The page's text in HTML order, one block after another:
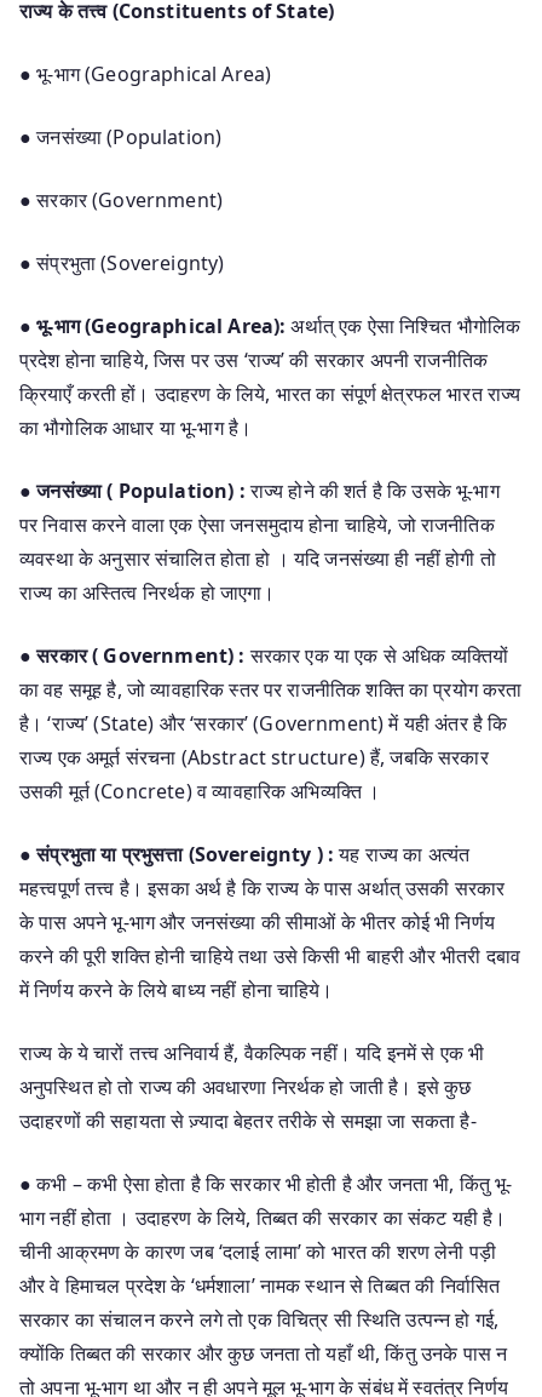
राज्य के तत्त्व (Constituents of State)
● भू-भाग (Geographical Area)
● जनसंख्या (Population)
● सरकार (Government)
● संप्रभुता (Sovereignty)
● भू-भाग (Geographical Area): अर्थात् एक ऐसा निश्चित भौगोलिक
प्रदेश होना चाहिये, जिस पर उस ‘राज्य’ की सरकार अपनी राजनीतिक
क्रियाएँ करती हों। उदाहरण के लिये, भारत का संपूर्ण क्षेत्रफल भारत राज्य
का भौगोलिक आधार या भू-भाग है।
● जनसंख्या ( Population) :राज्य होने की शर्त है कि उसके भू-भाग
पर निवास करने वाला एक ऐसा जनसमुदाय होना चाहिये, जो राजनीतिक
व्यवस्था के अनुसार संचालित होता हो । यदि जनसंख्या ही नहीं होगी तो
राज्य का अस्तित्व निरर्थक हो जाएगा।
● सरकार ( Government) : सरकार एक या एक से अधिक व्यक्तियों
का वह समूह है, जो व्यावहारिक स्तर पर राजनीतिक शक्ति का प्रयोग करता
है। ‘राज्य’ (State) और ‘सरकार’ (Government) में यही अंतर है कि
राज्य एक अमूर्त संरचना (Abstract structure) हैं, जबकि सरकार
उसकी मूर्त (Concrete) व व्यावहारिक अभिव्यक्ति ।
● संप्रभुता या प्रभुसत्ता (Sovereignty ) :यह राज्य का अत्यंत
महत्त्वपूर्ण तत्त्व है। इसका अर्थ है कि राज्य के पास अर्थात् उसकी सरकार
के पास अपने भू-भाग और जनसंख्या की सीमाओं के भीतर कोई भी निर्णय
करने की पूरी शक्ति होनी चाहिये तथा उसे किसी भी बाहरी और भीतरी दबाव
में निर्णय करने के लिये बाध्य नहीं होना चाहिये।
राज्य के ये चारों तत्त्व अनिवार्य हैं, वैकल्पिक नहीं। यदि इनमें से एक भी
अनुपस्थित हो तो राज्य की अवधारणा निरर्थक हो जाती है। इसे कुछ
उदाहरणों की सहायता से ज़्यादा बेहतर तरीके से समझा जा सकता है-
● कभी – कभी ऐसा होता है कि सरकार भी होती है और जनता भी, किंतु भू-
भाग नहीं होता । उदाहरण के लिये, तिब्बत की सरकार का संकट यही है।
चीनी आक्रमण के कारण जब ‘दलाई लामा’ को भारत की शरण लेनी पड़ी
और वे हिमाचल प्रदेश के ‘धर्मशाला’ नामक स्थान से तिब्बत की निर्वासित
सरकार का संचालन करने लगे तो एक विचित्र सी स्थिति उत्पन्न हो गई,
क्योंकि तिब्बत की सरकार और कुछ जनता तो यहाँ थी, किंतु उनके पास न
तो अपना भू-भाग था और न ही अपने मूल भू-भाग के संबंध में स्वतंत्र निर्णय